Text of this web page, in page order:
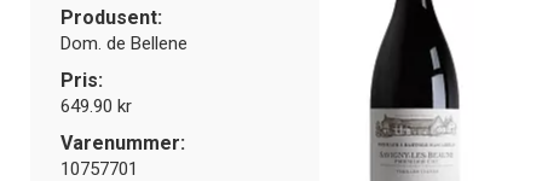
Produsent:
Dom. de Bellene
Pris:
649.90 kr
Varenummer:
10757701